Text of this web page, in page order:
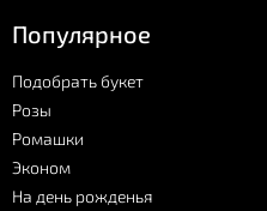
Популярное
Подобрать букет
Розы
Ромашки
Эконом
На день рожденья